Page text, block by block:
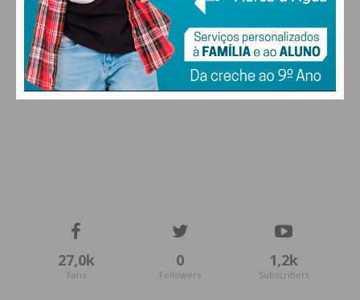
FERREIRA
27,0k
Fans
0
Followers
1,2k
Subscribers